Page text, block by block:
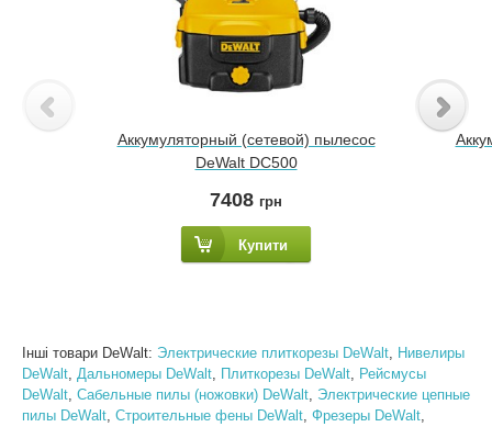
Аккумуляторный (сетевой) пылесос
DeWalt DC500
7408 грн
Купити
Інші товари DeWalt: Электрические плиткорезы DeWalt, Нивелиры
DeWalt, Дальномеры DeWalt, Плиткорезы DeWalt, Рейсмусы
DeWalt, Сабельные пилы (ножовки) DeWalt, Электрические цепные
пилы DeWalt, Строительные фены DeWalt, Фрезеры DeWalt,